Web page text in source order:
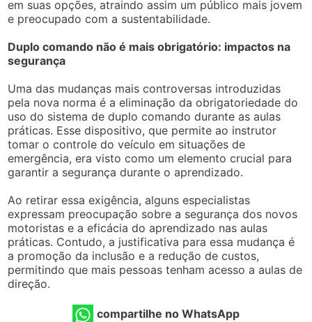
em suas opções, atraindo assim um público mais jovem
e preocupado com a sustentabilidade.
Duplo comando não é mais obrigatório: impactos na
segurança
Uma das mudanças mais controversas introduzidas
pela nova norma é a eliminação da obrigatoriedade do
uso do sistema de duplo comando durante as aulas
práticas. Esse dispositivo, que permite ao instrutor
tomar o controle do veículo em situações de
emergência, era visto como um elemento crucial para
garantir a segurança durante o aprendizado.
Ao retirar essa exigência, alguns especialistas
expressam preocupação sobre a segurança dos novos
motoristas e a eficácia do aprendizado nas aulas
práticas. Contudo, a justificativa para essa mudança é
a promoção da inclusão e a redução de custos,
permitindo que mais pessoas tenham acesso a aulas de
direção.
compartilhe no WhatsApp